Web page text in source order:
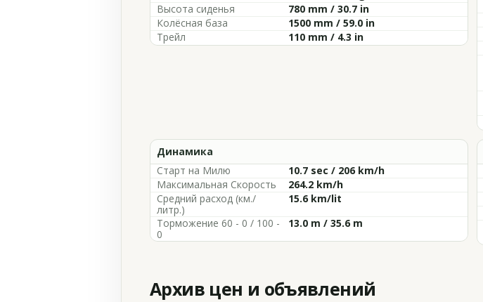
Высота сиденья
780 mm / 30.7 in
Колёсная база
1500 mm / 59.0 in
Трейл
110 mm / 4.3 in
Динамика
Старт на Милю
10.7 sec / 206 km/h
Максимальная Скорость
264.2 km/h
Средний расход (км./
литр.)
15.6 km/lit
Торможение 60 - 0 / 100 -
0
13.0 m / 35.6 m
Архив цен и объявлений